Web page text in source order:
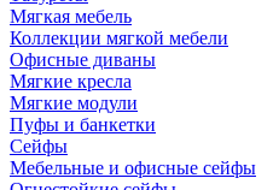
Мягкая мебель
Коллекции мягкой мебели
Офисные диваны
Мягкие кресла
Мягкие модули
Пуфы и банкетки
Сейфы
Мебельные и офисные сейфы